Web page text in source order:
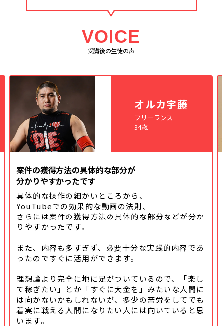
VOICE
受講後の生徒の声
オルカ宇藤
フリーランス
34歳
案件の獲得方法の具体的な部分が
分かりやすかったです
具体的な操作の細かいところから、
YouTubeでの効果的な動画の法則、
さらには案件の獲得方法の具体的な部分などが分か
りやすかったです。
また、内容も多すぎず、必要十分な実践的内容であ
ったのですぐに活用ができます。
理想論より完全に地に足がついているので、「楽し
て稼ぎたい」とか「すぐに大金を」みたいな人間に
は向かないかもしれないが、多少の苦労をしてでも
着実に戦える人間になりたい人には向いていると思
います。